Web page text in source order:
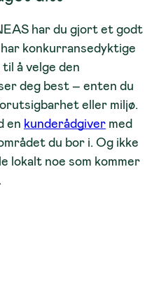
har du gjort et godt
konkurransedyktige
å velge den
deg best – enten du
eller miljø.
en kunderådgiver med
du bor i. Og ikke
lokalt noe som kommer